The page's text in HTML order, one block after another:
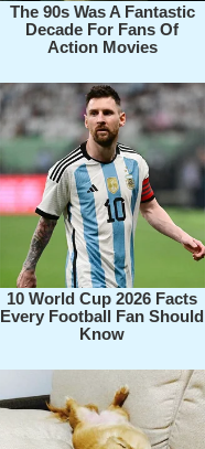
The 90s Was A Fantastic
Decade For Fans Of
Action Movies
10 World Cup 2026 Facts
Every Football Fan Should
Know